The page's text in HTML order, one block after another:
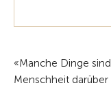
«Manche Dinge
Menschheit darüber